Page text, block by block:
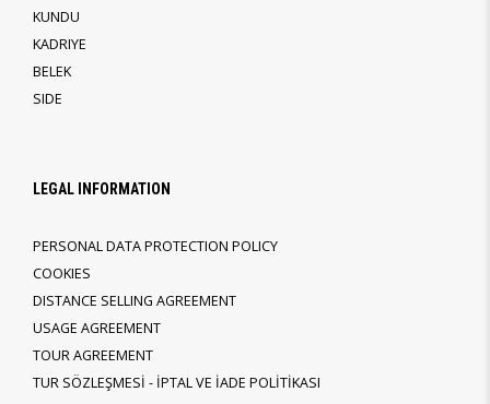
KUNDU
KADRIYE
BELEK
SIDE
LEGAL INFORMATION
PERSONAL DATA PROTECTION POLICY
COOKIES
DISTANCE SELLING AGREEMENT
USAGE AGREEMENT
TOUR AGREEMENT
TUR SÖZLEŞMESİ - İPTAL VE İADE POLİTİKASI